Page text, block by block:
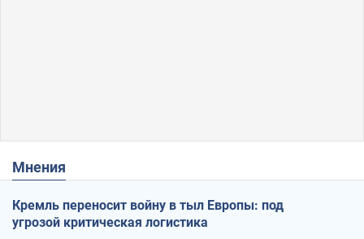
Мнения
Кремль переносит войну в тыл Европы: под
угрозой критическая логистика